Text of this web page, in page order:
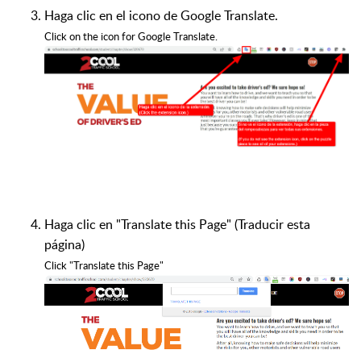
Haga clic en el icono de Google Translate.
Click on the icon for Google Translate.
Haga clic en "Translate this Page" (Traducir esta
página)
Click "Translate this Page"